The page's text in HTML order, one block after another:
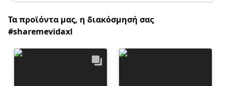
Τα προϊόντα μας, η διακόσμησή σας
#sharemevidaxl